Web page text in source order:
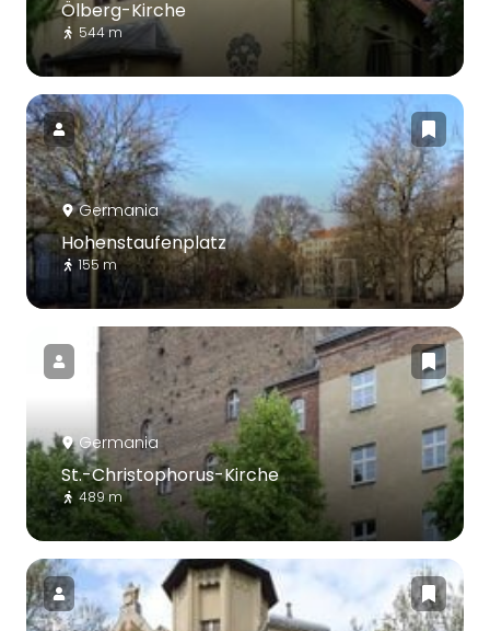
Ölberg-Kirche
544 m
Germania
Hohenstaufenplatz
155 m
Germania
St.-Christophorus-Kirche
489 m